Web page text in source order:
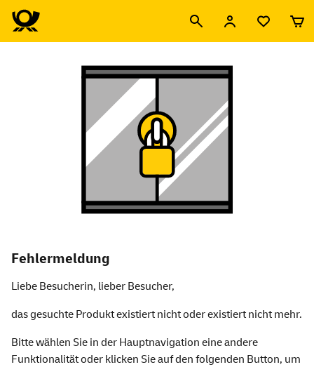
Fehlermeldung
Liebe Besucherin, lieber Besucher,
das gesuchte Produkt existiert nicht oder existiert nicht mehr.
Bitte wählen Sie in der Hauptnavigation eine andere
Funktionalität oder klicken Sie auf den folgenden Button, um